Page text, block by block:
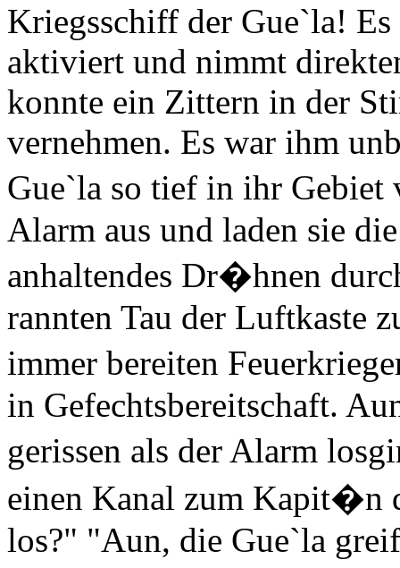
Kriegsschiff der Gue`la! Es
aktiviert und nimmt
konnte ein Zittern in der
vernehmen. Es war ihm
Gue`la so tief in ihr
Alarm aus und laden sie
anhaltendes Dr�hnen
rannten Tau der Luftkaste
immer bereiten
in Gefechtsbereitschaft.
gerissen als der Alarm
einen Kanal zum Kapit�n
los?" "Aun, die Gue`la